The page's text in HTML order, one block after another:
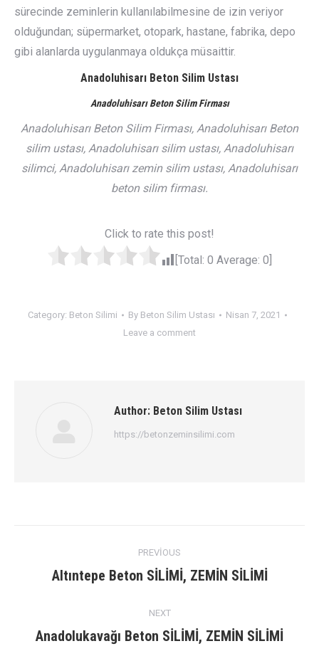
sürecinde zeminlerin kullanılabilmesine de izin veriyor
olduğundan; süpermarket, otopark, hastane, fabrika, depo
gibi alanlarda uygulanmaya oldukça müsaittir.
Anadoluhisarı Beton Silim Ustası
Anadoluhisarı Beton Silim Firması
Anadoluhisarı Beton Silim Firması, Anadoluhisarı Beton
silim ustası, Anadoluhisarı silim ustası, Anadoluhisarı
silimci, Anadoluhisarı zemin silim ustası, Anadoluhisarı
beton silim firması.
Click to rate this post!
[Total: 0 Average: 0
Category: Beton Silimi By Beton Silim Ustası
Nisan 7, 2021
Leave a comment
Author: Beton Silim Ustası
https://betonzeminsilimi.com
navigation
PREVIOUS
Previous
Altıntepe Beton SİLİMİ, ZEMİN SİLİMİ
NEXT
Next
Anadolukavağı Beton SİLİMİ, ZEMİN SİLİMİ